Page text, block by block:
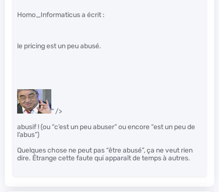
Homo_Informaticus a écrit :
le pricing est un peu abusé.
" />
abusif ! (ou “c’est un peu abuser” ou encore “est un peu de
l’abus”)
Quelques chose ne peut pas “être abusé”, ça ne veut rien
dire. Étrange cette faute qui apparaît de temps à autres.